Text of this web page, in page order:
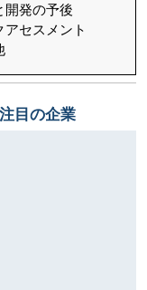
開発の予後
アセスメント
目の企業